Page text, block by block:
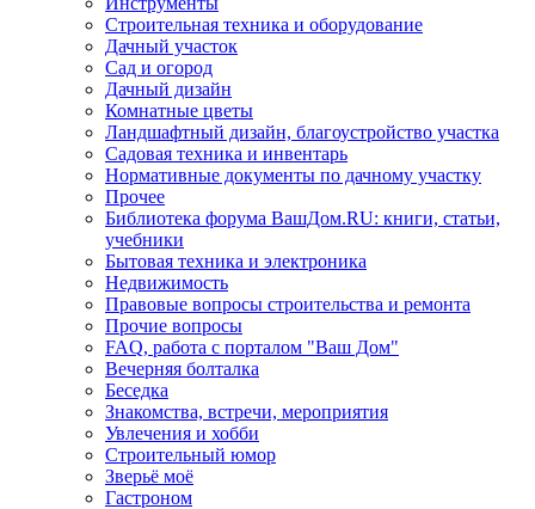
Строительная техника и оборудование
Дачный участок
Сад и огород
Дачный дизайн
Комнатные цветы
Ландшафтный дизайн, благоустройство участка
Садовая техника и инвентарь
Нормативные документы по дачному участку
Прочее
Библиотека форума ВашДом.RU: книги, статьи,
учебники
Бытовая техника и электроника
Недвижимость
Правовые вопросы строительства и ремонта
Прочие вопросы
FAQ, работа с порталом "Ваш Дом"
Вечерняя болталка
Беседка
Знакомства, встречи, мероприятия
Увлечения и хобби
Строительный юмор
Зверьё моё
Гастроном